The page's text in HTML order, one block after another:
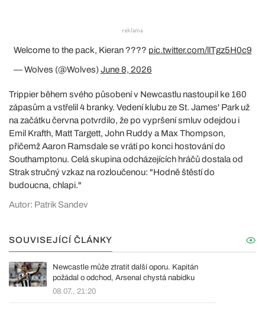
Welcome to the pack, Kieran ???? pic.twitter.com/llTgz5H0c9
— Wolves (@Wolves)June 8, 2026
Trippier během svého působení v Newcastlu nastoupil ke 160
zápasům a vstřelil 4 branky. Vedení klubu ze St. James' Park už
na začátku června potvrdilo, že po vypršení smluv odejdou i
Emil Krafth, Matt Targett, John Ruddy a Max Thompson,
přičemž Aaron Ramsdale se vrátí po konci hostování do
Southamptonu. Celá skupina odcházejících hráčů dostala od
Strak stručný vzkaz na rozloučenou: "Hodně štěstí do
budoucna, chlapi."
Autor: Patrik Sandev
SOUVISEJÍCÍ ČLÁNKY
Newcastle může ztratit další oporu. Kapitán
požádal o odchod, Arsenal chystá nabídku
08.07., 21:20